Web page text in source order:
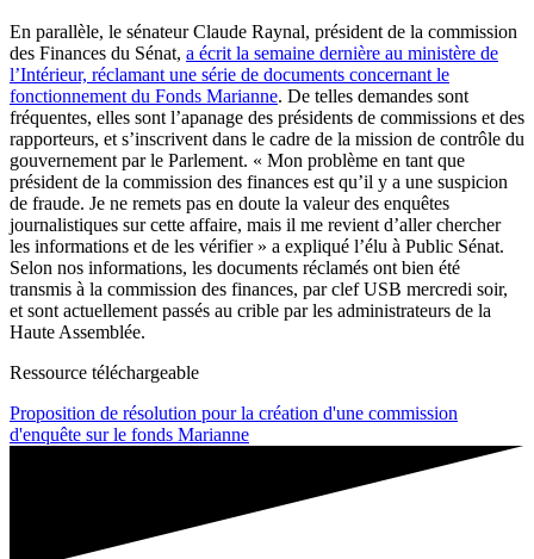
En parallèle, le sénateur Claude Raynal, président de la commission
des Finances du Sénat, a écrit la semaine dernière au ministère de
l’Intérieur, réclamant une série de documents concernant le
fonctionnement du Fonds Marianne. De telles demandes sont
fréquentes, elles sont l’apanage des présidents de commissions et des
rapporteurs, et s’inscrivent dans le cadre de la mission de contrôle du
gouvernement par le Parlement. « Mon problème en tant que
président de la commission des finances est qu’il y a une suspicion
de fraude. Je ne remets pas en doute la valeur des enquêtes
journalistiques sur cette affaire, mais il me revient d’aller chercher
les informations et de les vérifier » a expliqué l’élu à Public Sénat.
Selon nos informations, les documents réclamés ont bien été
transmis à la commission des finances, par clef USB mercredi soir,
et sont actuellement passés au crible par les administrateurs de la
Haute Assemblée.
Ressource téléchargeable
Proposition de résolution pour la création d'une commission
d'enquête sur le fonds Marianne